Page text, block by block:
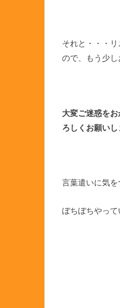
それと・・・
ので、もう少し
大変ご迷惑を
ろしくお願い
言葉遣いに気
ぼちぼちやって